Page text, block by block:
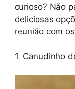
curioso? Não
deliciosas
reunião com
1. Canudinho